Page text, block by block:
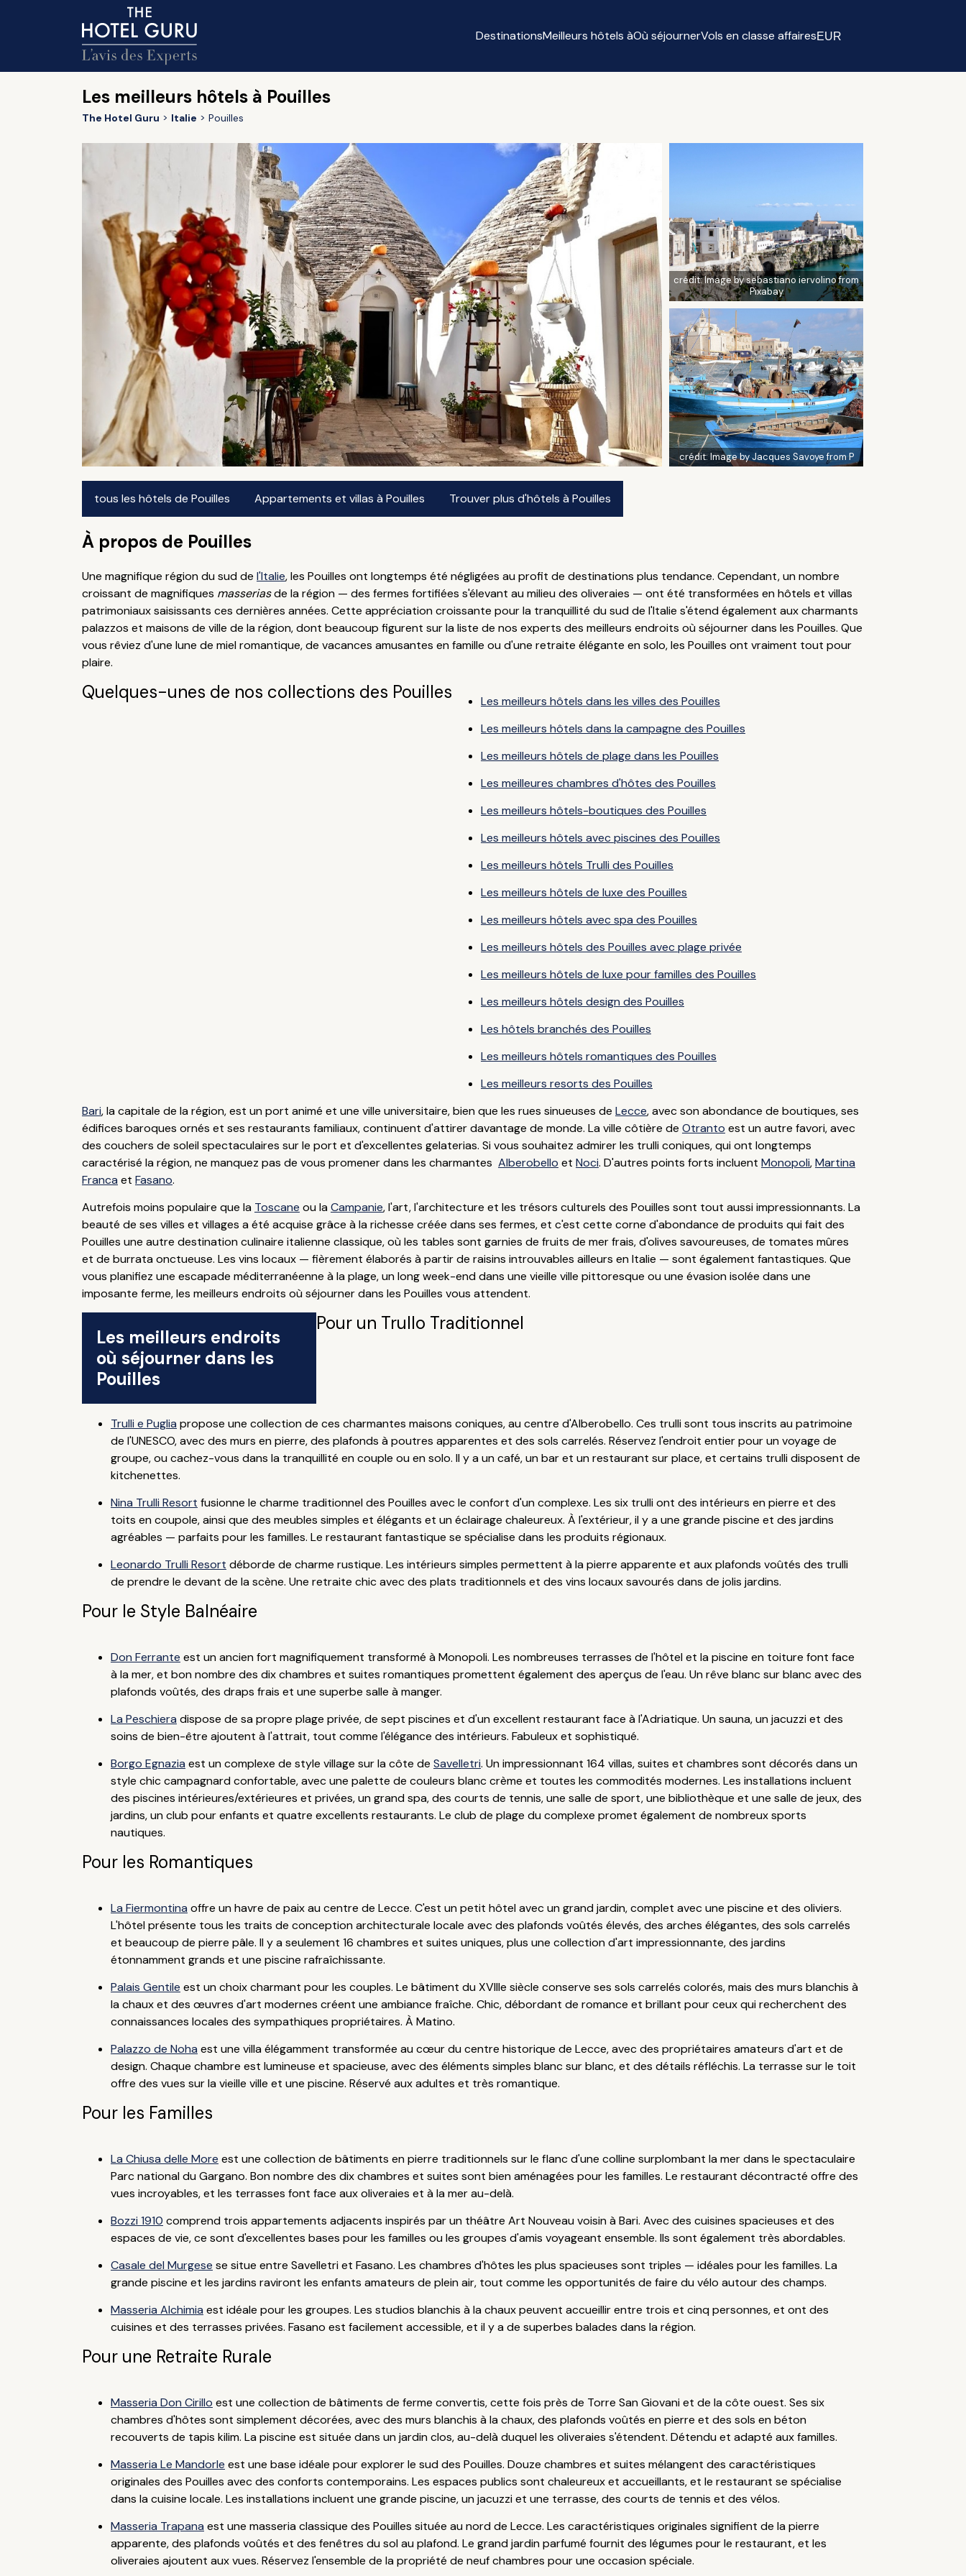
DestinationsMeilleurs hôtels àOù séjournerVols en classe affairesEUR
Les meilleurs hôtels à Pouilles
The Hotel Guru Italie Pouilles
crédit:Image by sebastiano iervolino from
Pixabay
crédit:Image by Jacques Savoye from P
tous les hôtels de Pouilles Appartements et villas à Pouilles Trouver plus d'hôtels à Pouilles
À propos de Pouilles
Une magnifique région du sud de l'Italie, les Pouilles ont longtemps été négligées au profit de destinations plus tendance. Cependant, un nombre
croissant de magnifiques masseriasde la région — des fermes fortifiées s'élevant au milieu des oliveraies — ont été transformées en hôtels et villas
patrimoniaux saisissants ces dernières années. Cette appréciation croissante pour la tranquillité du sud de l'Italie s'étend également aux charmants
palazzos et maisons de ville de la région, dont beaucoup figurent sur la liste de nos experts des meilleurs endroits où séjourner dans les Pouilles. Que
vous rêviez d'une lune de miel romantique, de vacances amusantes en famille ou d'une retraite élégante en solo, les Pouilles ont vraiment tout pour
plaire.
Quelques-unes de nos collections des Pouilles
Les meilleurs hôtels dans les villes des Pouilles
Les meilleurs hôtels dans la campagne des Pouilles
Les meilleurs hôtels de plage dans les Pouilles
Les meilleures chambres d'hôtes des Pouilles
Les meilleurs hôtels-boutiques des Pouilles
Les meilleurs hôtels avec piscines des Pouilles
Les meilleurs hôtels Trulli des Pouilles
Les meilleurs hôtels de luxe des Pouilles
Les meilleurs hôtels avec spa des Pouilles
Les meilleurs hôtels des Pouilles avec plage privée
Les meilleurs hôtels de luxe pour familles des Pouilles
Les meilleurs hôtels design des Pouilles
Les hôtels branchés des Pouilles
Les meilleurs hôtels romantiques des Pouilles
Les meilleurs resorts des Pouilles
Bari, la capitale de la région, est un port animé et une ville universitaire, bien que les rues sinueuses de Lecce, avec son abondance de boutiques, ses
édifices baroques ornés et ses restaurants familiaux, continuent d'attirer davantage de monde. La ville côtière de Otranto est un autre favori, avec
des couchers de soleil spectaculaires sur le port et d'excellentes gelaterias. Si vous souhaitez admirer les trulli coniques, qui ont longtemps
caractérisé la région, ne manquez pas de vous promener dans les charmantes Alberobello et Noci. D'autres points forts incluent Monopoli,Martina
Franca et Fasano.
Autrefois moins populaire que la Toscane ou laCampanie, l'art, l'architecture et les trésors culturels des Pouilles sont tout aussi impressionnants. La
beauté de ses villes et villages a été acquise grâce à la richesse créée dans ses fermes, et c'est cette corne d'abondance de produits qui fait des
Pouilles une autre destination culinaire italienne classique, où les tables sont garnies de fruits de mer frais, d'olives savoureuses, de tomates mûres
et de burrata onctueuse. Les vins locaux — fièrement élaborés à partir de raisins introuvables ailleurs en Italie — sont également fantastiques. Que
vous planifiez une escapade méditerranéenne à la plage, un long week-end dans une vieille ville pittoresque ou une évasion isolée dans une
imposante ferme, les meilleurs endroits où séjourner dans les Pouilles vous attendent.
Les meilleurs endroits
où séjourner dans les
Pouilles
Pour un Trullo Traditionnel
Trulli e Puglia propose une collection de ces charmantes maisons coniques, au centre d'Alberobello. Ces trulli sont tous inscrits au patrimoine
de l'UNESCO, avec des murs en pierre, des plafonds à poutres apparentes et des sols carrelés. Réservez l'endroit entier pour un voyage de
groupe, ou cachez-vous dans la tranquillité en couple ou en solo. Il y a un café, un bar et un restaurant sur place, et certains trulli disposent de
kitchenettes.
Nina Trulli Resort fusionne le charme traditionnel des Pouilles avec le confort d'un complexe. Les six trulli ont des intérieurs en pierre et des
toits en coupole, ainsi que des meubles simples et élégants et un éclairage chaleureux. À l'extérieur, il y a une grande piscine et des jardins
agréables — parfaits pour les familles. Le restaurant fantastique se spécialise dans les produits régionaux.
Leonardo Trulli Resort déborde de charme rustique. Les intérieurs simples permettent à la pierre apparente et aux plafonds voûtés des trulli
de prendre le devant de la scène. Une retraite chic avec des plats traditionnels et des vins locaux savourés dans de jolis jardins.
Pour le Style Balnéaire
Don Ferrante est un ancien fort magnifiquement transformé à Monopoli. Les nombreuses terrasses de l'hôtel et la piscine en toiture font face
à la mer, et bon nombre des dix chambres et suites romantiques promettent également des aperçus de l'eau. Un rêve blanc sur blanc avec des
plafonds voûtés, des draps frais et une superbe salle à manger.
La Peschiera dispose de sa propre plage privée, de sept piscines et d'un excellent restaurant face à l'Adriatique. Un sauna, un jacuzzi et des
soins de bien-être ajoutent à l'attrait, tout comme l'élégance des intérieurs. Fabuleux et sophistiqué.
Borgo Egnazia est un complexe de style village sur la côte de Savelletri. Un impressionnant 164 villas, suites et chambres sont décorés dans un
style chic campagnard confortable, avec une palette de couleurs blanc crème et toutes les commodités modernes. Les installations incluent
des piscines intérieures/extérieures et privées, un grand spa, des courts de tennis, une salle de sport, une bibliothèque et une salle de jeux, des
jardins, un club pour enfants et quatre excellents restaurants. Le club de plage du complexe promet également de nombreux sports
nautiques.
Pour les Romantiques
La Fiermontina offre un havre de paix au centre de Lecce. C'est un petit hôtel avec un grand jardin, complet avec une piscine et des oliviers.
L'hôtel présente tous les traits de conception architecturale locale avec des plafonds voûtés élevés, des arches élégantes, des sols carrelés
et beaucoup de pierre pâle. Il y a seulement 16 chambres et suites uniques, plus une collection d'art impressionnante, des jardins
étonnamment grands et une piscine rafraîchissante.
Palais Gentile est un choix charmant pour les couples. Le bâtiment du XVIIIe siècle conserve ses sols carrelés colorés, mais des murs blanchis à
la chaux et des œuvres d'art modernes créent une ambiance fraîche. Chic, débordant de romance et brillant pour ceux qui recherchent des
connaissances locales des sympathiques propriétaires. À Matino.
Palazzo de Noha est une villa élégamment transformée au cœur du centre historique de Lecce, avec des propriétaires amateurs d'art et de
design. Chaque chambre est lumineuse et spacieuse, avec des éléments simples blanc sur blanc, et des détails réfléchis. La terrasse sur le toit
offre des vues sur la vieille ville et une piscine. Réservé aux adultes et très romantique.
Pour les Familles
La Chiusa delle More est une collection de bâtiments en pierre traditionnels sur le flanc d'une colline surplombant la mer dans le spectaculaire
Parc national du Gargano. Bon nombre des dix chambres et suites sont bien aménagées pour les familles. Le restaurant décontracté offre des
vues incroyables, et les terrasses font face aux oliveraies et à la mer au-delà.
Bozzi 1910 comprend trois appartements adjacents inspirés par un théâtre Art Nouveau voisin à Bari. Avec des cuisines spacieuses et des
espaces de vie, ce sont d'excellentes bases pour les familles ou les groupes d'amis voyageant ensemble. Ils sont également très abordables.
Casale del Murgese se situe entre Savelletri et Fasano. Les chambres d'hôtes les plus spacieuses sont triples — idéales pour les familles. La
grande piscine et les jardins raviront les enfants amateurs de plein air, tout comme les opportunités de faire du vélo autour des champs.
Masseria Alchimia est idéale pour les groupes. Les studios blanchis à la chaux peuvent accueillir entre trois et cinq personnes, et ont des
cuisines et des terrasses privées. Fasano est facilement accessible, et il y a de superbes balades dans la région.
Pour une Retraite Rurale
Masseria Don Cirillo est une collection de bâtiments de ferme convertis, cette fois près de Torre San Giovani et de la côte ouest. Ses six
chambres d'hôtes sont simplement décorées, avec des murs blanchis à la chaux, des plafonds voûtés en pierre et des sols en béton
recouverts de tapis kilim. La piscine est située dans un jardin clos, au-delà duquel les oliveraies s'étendent. Détendu et adapté aux familles.
Masseria Le Mandorle est une base idéale pour explorer le sud des Pouilles. Douze chambres et suites mélangent des caractéristiques
originales des Pouilles avec des conforts contemporains. Les espaces publics sont chaleureux et accueillants, et le restaurant se spécialise
dans la cuisine locale. Les installations incluent une grande piscine, un jacuzzi et une terrasse, des courts de tennis et des vélos.
Masseria Trapana est une masseria classique des Pouilles située au nord de Lecce. Les caractéristiques originales signifient de la pierre
apparente, des plafonds voûtés et des fenêtres du sol au plafond. Le grand jardin parfumé fournit des légumes pour le restaurant, et les
oliveraies ajoutent aux vues. Réservez l'ensemble de la propriété de neuf chambres pour une occasion spéciale.